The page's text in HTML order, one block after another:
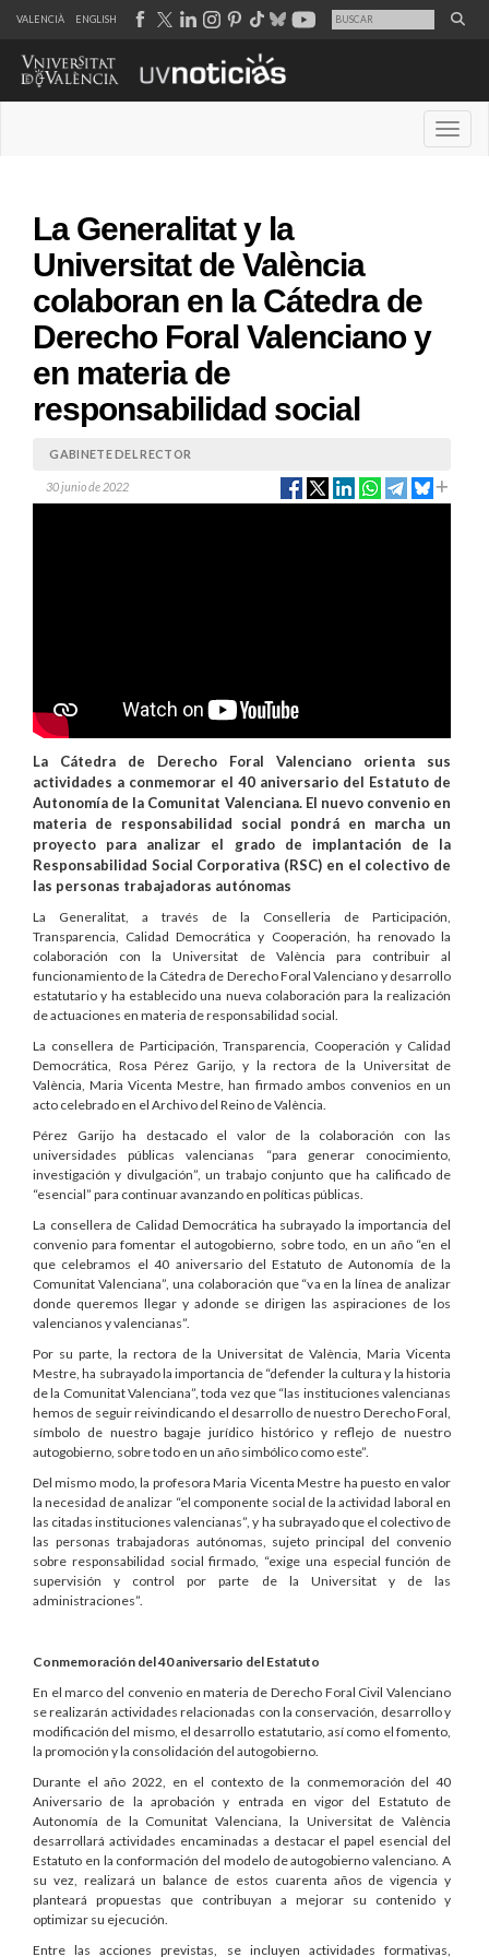
VALENCIÀ ENGLISH
La Generalitat y la
Universitat de València
colaboran en la Cátedra de
Derecho Foral Valenciano y
en materia de
responsabilidad social
GABINETE DEL RECTOR
30 junio de 2022
La Cátedra de Derecho Foral Valenciano orienta sus
actividades a conmemorar el 40 aniversario del Estatuto de
Autonomía de la Comunitat Valenciana. El nuevo convenio en
materia de responsabilidad social pondrá en marcha un
proyecto para analizar el grado de implantación de la
Responsabilidad Social Corporativa (RSC) en el colectivo de
las personas trabajadoras autónomas
La Generalitat, a través de la Conselleria de Participación,
Transparencia, Calidad Democrática y Cooperación, ha renovado la
colaboración con la Universitat de València para contribuir al
funcionamiento de la Cátedra de Derecho Foral Valenciano y desarrollo
estatutario y ha establecido una nueva colaboración para la realización
de actuaciones en materia de responsabilidad social.
La consellera de Participación, Transparencia, Cooperación y Calidad
Democrática, Rosa Pérez Garijo, y la rectora de la Universitat de
València, Maria Vicenta Mestre, han firmado ambos convenios en un
acto celebrado en el Archivo del Reino de València.
Pérez Garijo ha destacado el valor de la colaboración con las
universidades públicas valencianas “para generar conocimiento,
investigación y divulgación”, un trabajo conjunto que ha calificado de
“esencial” para continuar avanzando en políticas públicas.
La consellera de Calidad Democrática ha subrayado la importancia del
convenio para fomentar el autogobierno, sobre todo, en un año “en el
que celebramos el 40 aniversario del Estatuto de Autonomía de la
Comunitat Valenciana”, una colaboración que “va en la línea de analizar
donde queremos llegar y adonde se dirigen las aspiraciones de los
valencianos y valencianas”.
Por su parte, la rectora de la Universitat de València, Maria Vicenta
Mestre, ha subrayado la importancia de “defender la cultura y la historia
de la Comunitat Valenciana”, toda vez que “las instituciones valencianas
hemos de seguir reivindicando el desarrollo de nuestro Derecho Foral,
símbolo de nuestro bagaje jurídico histórico y reflejo de nuestro
autogobierno, sobre todo en un año simbólico como este”.
Del mismo modo, la profesora Maria Vicenta Mestre ha puesto en valor
la necesidad de analizar “el componente social de la actividad laboral en
las citadas instituciones valencianas”, y ha subrayado que el colectivo de
las personas trabajadoras autónomas, sujeto principal del convenio
sobre responsabilidad social firmado, “exige una especial función de
supervisión y control por parte de la Universitat y de las
administraciones”.
Conmemoración del 40 aniversario del Estatuto
En el marco del convenio en materia de Derecho Foral Civil Valenciano
se realizarán actividades relacionadas con la conservación, desarrollo y
modificación del mismo, el desarrollo estatutario, así como el fomento,
la promoción y la consolidación del autogobierno.
Durante el año 2022, en el contexto de la conmemoración del 40
Aniversario de la aprobación y entrada en vigor del Estatuto de
Autonomía de la Comunitat Valenciana, la Universitat de València
desarrollará actividades encaminadas a destacar el papel esencial del
Estatuto en la conformación del modelo de autogobierno valenciano. A
su vez, realizará un balance de estos cuarenta años de vigencia y
planteará propuestas que contribuyan a mejorar su contenido y
optimizar su ejecución.
Entre las acciones previstas, se incluyen actividades formativas,